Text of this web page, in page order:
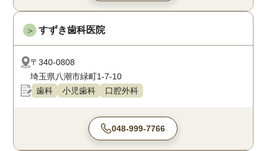
＞ すずき歯科医院
〒340-0808
埼玉県八潮市緑町1-7-10
歯科
小児歯科 口腔外科
048-999-7766